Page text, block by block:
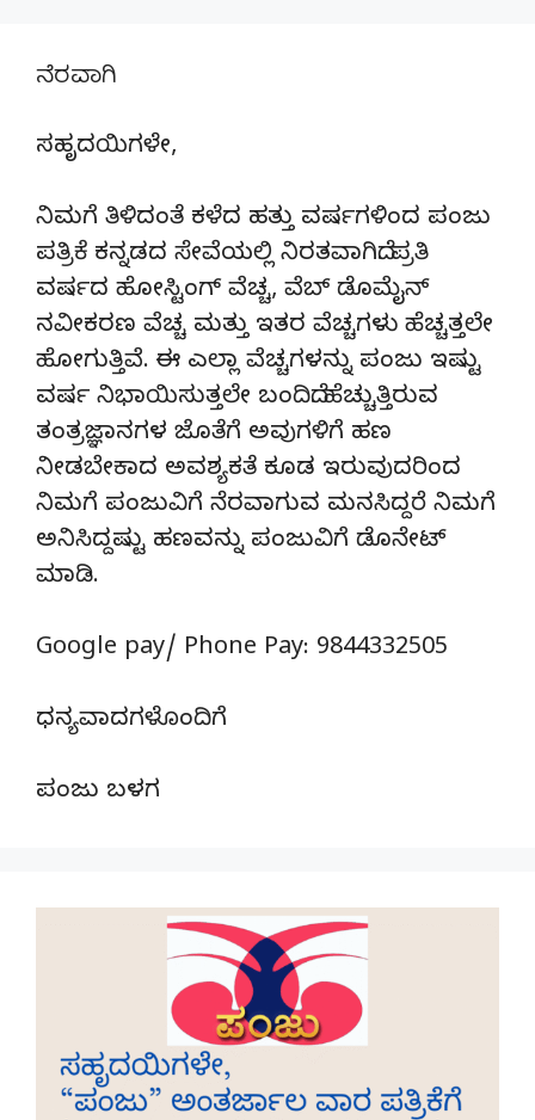
ನೆರವಾಗಿ
ಸಹೃದಯಿಗಳೇ,
ನಿಮಗೆ ತಿಳಿದಂತೆ ಕಳೆದ ಹತ್ತು ವರ್ಷಗಳಿಂದ ಪಂಜು
ಪತ್ರಿಕೆ ಕನ್ನಡದ ಸೇವೆಯಲ್ಲಿ ನಿರತವಾಗಿದೆ. ಪ್ರತಿ
ವರ್ಷದ ಹೋಸ್ಟಿಂಗ್‌ ವೆಚ್ಚ, ವೆಬ್‌ ಡೊಮೈನ್‌
ನವೀಕರಣ ವೆಚ್ಚ ಮತ್ತು ಇತರ ವೆಚ್ಚಗಳು ಹೆಚ್ಚತ್ತಲೇ
ಹೋಗುತ್ತಿವೆ. ಈ ಎಲ್ಲಾ ವೆಚ್ಚಗಳನ್ನು ಪಂಜು ಇಷ್ಟು
ವರ್ಷ ನಿಭಾಯಿಸುತ್ತಲೇ ಬಂದಿದೆ. ಹೆಚ್ಚುತ್ತಿರುವ
ತಂತ್ರಜ್ಞಾನಗಳ ಜೊತೆಗೆ ಅವುಗಳಿಗೆ ಹಣ
ನೀಡಬೇಕಾದ ಅವಶ್ಯಕತೆ ಕೂಡ ಇರುವುದರಿಂದ
ನಿಮಗೆ ಪಂಜುವಿಗೆ ನೆರವಾಗುವ ಮನಸಿದ್ದರೆ ನಿಮಗೆ
ಅನಿಸಿದ್ದಷ್ಟು ಹಣವನ್ನು ಪಂಜುವಿಗೆ ಡೊನೇಟ್‌
ಮಾಡಿ.
Google pay/ Phone Pay: 9844332505
ಧನ್ಯವಾದಗಳೊಂದಿಗೆ
ಪಂಜು ಬಳಗ